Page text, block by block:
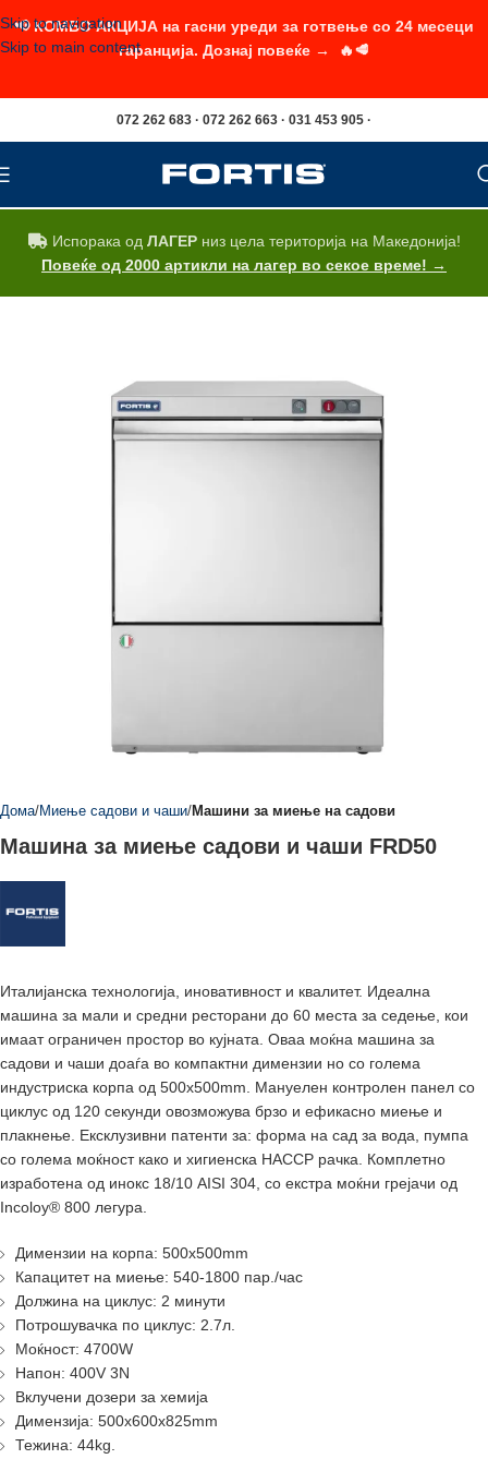
Skip to navigation
Skip to main content
072 262 683 · 072 262 663 · 031 453 905 ·
Испорака од ЛАГЕРниз цела територија на Македонија!
Повеќе од 2000 артикли на лагер во секое време! →
Дома Миење садови и чаши Машини за миење на садови
Машина за миење садови и чаши FRD50
Италијанска технологија, иновативност и квалитет. Идеална
машина за мали и средни ресторани до 60 места за седење, кои
имаат ограничен простор во кујната. Оваа моќна машина за
садови и чаши доаѓа во компактни димензии но со голема
индустриска корпа од 500х500mm. Мануелен контролен панел со
циклус од 120 секунди овозможува брзо и ефикасно миење и
плакнење. Ексклузивни патенти за: форма на сад за вода, пумпа
со голема моќност како и хигиенска HACCP рачка. Комплетно
изработена од инокс 18/10 AISI 304, со екстра моќни грејачи од
Incoloy® 800 легура.
Димензии на корпа: 500х500mm
Капацитет на миење: 540-1800 пар./час
Должина на циклус: 2 минути
Потрошувачка по циклус: 2.7л.
Моќност: 4700W
Напон: 400V 3N
Вклучени дозери за хемија
Димензија: 500x600x825mm
Тежина: 44kg.
📢 КОМБО АКЦИЈА на гасни уреди за готвење со 24 месеци
гаранција. Дознај повеќе → 🔥🥩